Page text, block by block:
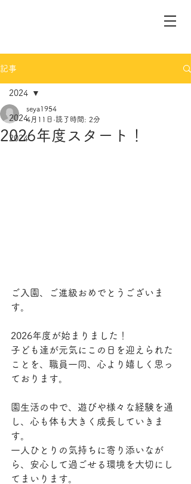
記事
2024
2024
2024
2026年度スタート！
seya1954
4月11日 読了時間: 2分
ご入園、ご進級おめでとうございま
す。
2026年度が始まりました！
子ども達が元気にこの日を迎えられた
ことを、職員一同、心より嬉しく思っ
ております。
園生活の中で、遊びや様々な経験を通
し、心も体も大きく成長していきま
す。
一人ひとりの気持ちに寄り添いなが
ら、安心して過ごせる環境を大切にし
てまいります。